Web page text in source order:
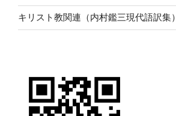
キリスト教関連（内村鑑三現代語訳集）